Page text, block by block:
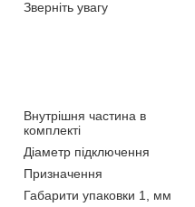
Зверніть увагу
Внутрішня частина в
комплекті
Діаметр підключення
Призначення
Габарити упаковки 1, мм